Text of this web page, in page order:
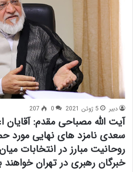
دبیر 5 ژوئن 2021 0
207
آیت الله مصباحی مقدم: آقایان
سعدی نامزد های نهایی مورد
روحانیت مبارز در انتخابات
خبرگان رهبری در تهران خواهند